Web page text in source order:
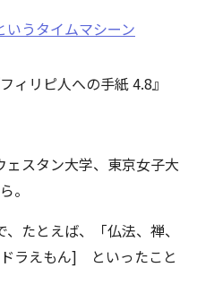
うタイムマシーン
ィリピ人への手紙 4.8』
ェスタン大学、東京女子大
。
たとえば、「仏法、禅、
ラえもん] といったこと